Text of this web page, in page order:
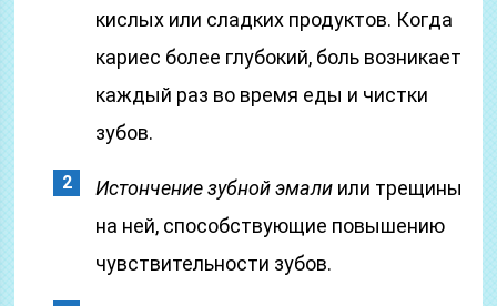
кислых или сладких продуктов. Когда
кариес более глубокий, боль возникает
каждый раз во время еды и чистки
зубов.
Истончение зубной эмали или трещины
на ней, способствующие повышению
чувствительности зубов.